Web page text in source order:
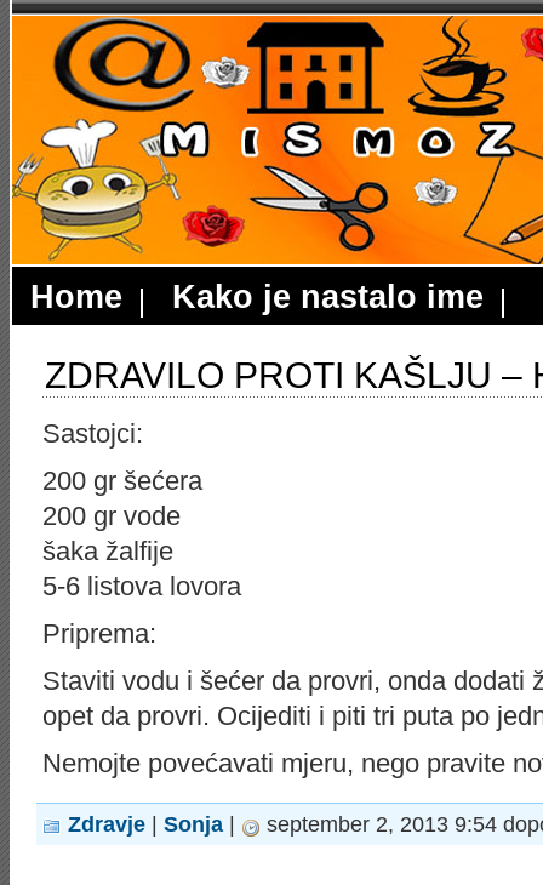
Home Kako je nastalo ime
ZDRAVILO PROTI KAŠLJU –
Sastojci:
200 gr šećera
200 gr vode
šaka žalfije
5-6 listova lovora
Priprema:
Staviti vodu i šećer da provri, onda dodati
opet da provri. Ocijediti i piti tri puta po
Nemojte povećavati mjeru, nego pravite
Zdravje Sonja september 2, 2013 9:54